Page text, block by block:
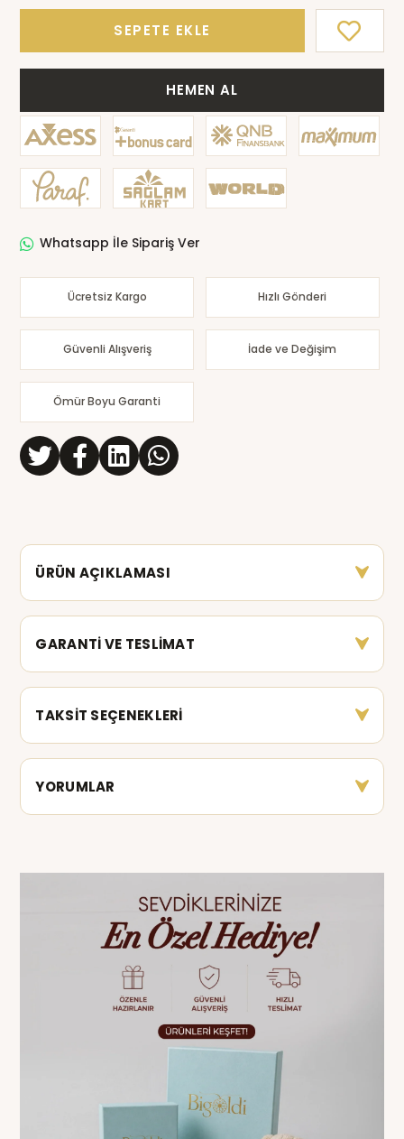
SEPETE EKLE
HEMEN AL
Whatsapp İle Sipariş Ver
Ücretsiz Kargo Hızlı Gönderi
Güvenli Alışveriş İade ve Değişim
Ömür Boyu Garanti
ÜRÜN AÇIKLAMASI
GARANTİ VE TESLİMAT
TAKSİT SEÇENEKLERİ
YORUMLAR